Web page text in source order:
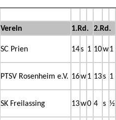
Verein 1.Rd. 2.Rd.
SC Prien 14s 1 10w1
PTSV Rosenheim e.V. 16w1 13s 1
SK Freilassing 13w0 4 s ½